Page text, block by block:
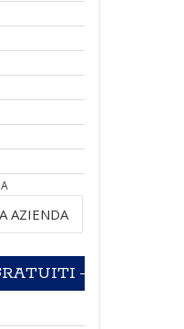
AZIENDA